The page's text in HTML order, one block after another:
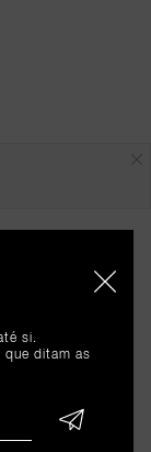
si.
que ditam as